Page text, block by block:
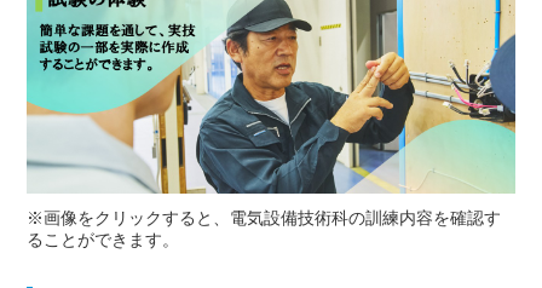
※画像をクリックすると、電気設備技術科の訓練内容を確認す
ることができます。